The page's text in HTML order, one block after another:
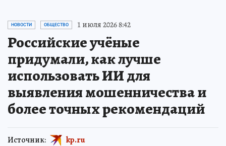
НОВОСТИ ОБЩЕСТВО 1 июля 2026 8:42
Российские учёные
придумали, как лучше
использовать ИИ для
выявления мошенничества и
более точных рекомендаций
Источник: kp.ru